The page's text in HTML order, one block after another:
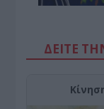
ΔΕΙΤΕ